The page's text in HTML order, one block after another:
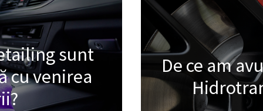
sunt
cu venirea
De ce am